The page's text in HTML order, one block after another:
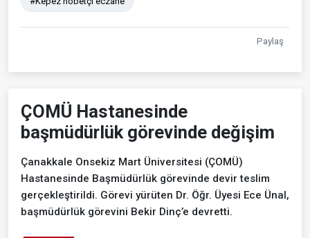
Paylaş
ÇOMÜ Hastanesinde
başmüdürlük görevinde değişim
Çanakkale Onsekiz Mart Üniversitesi (ÇOMÜ)
Hastanesinde Başmüdürlük görevinde devir teslim
gerçekleştirildi. Görevi yürüten Dr. Öğr. Üyesi Ece Ünal,
başmüdürlük görevini Bekir Dinç’e devretti.